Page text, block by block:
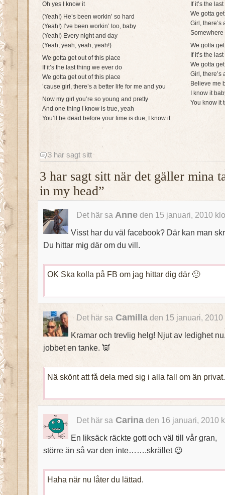
Oh yes I know it
(Yeah!) He’s been workin’ so hard
(Yeah!) I’ve been workin’ too, baby
(Yeah!) Every night and day
(Yeah, yeah, yeah, yeah!)
We gotta get out of this place
If it’s the last thing we ever do
We gotta get out of this place
’cause girl, there’s a better life for me and you
Now my girl you’re so young and pretty
And one thing I know is true, yeah
You’ll be dead before your time is due, I know it
If it’s the
We gotta
Girl, there’s
Somewhere
We gotta
If it’s the
We gotta
Girl, there’s
Believe me
I know it
You know it
3 har sagt sitt
3 har sagt sitt när det gäller mina
in my head”
Det här sa Anneden 15 januari, 2010
Visst har du väl facebook? Där kan man
Du hittar mig där om du vill.
OK Ska kolla på FB om jag hittar dig där 🙂
Det här sa Camilladen 15 januari, 2010
Kramar och trevlig helg! Njut av ledighet
jobbet en tanke. 👿
Nä skönt att få dela med sig i alla fall om än privat.
Det här sa Carinaden 16 januari, 2010
En liksäck räckte gott och väl till vår gran,
större än så var den inte…….skrället 😉
Haha när nu låter du lättad.